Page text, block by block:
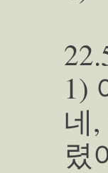
1)
네
렸